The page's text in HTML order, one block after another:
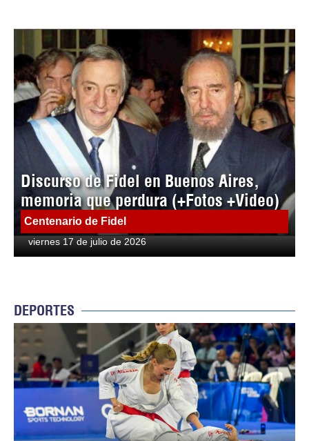
Discurso de Fidel en Buenos Aires,
memoria que perdura (+Fotos +Video)
Centenario de Fidel
viernes 17 de julio de 2026
DEPORTES